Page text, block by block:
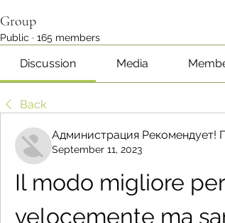
Group
Public · 165 members
Discussion Media
Back
Администрация Рекомендует!
September 11, 2023
Il modo migliore
velocemente ma